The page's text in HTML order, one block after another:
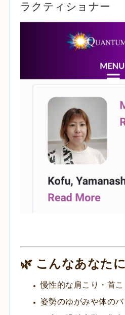
ラクティショナー
🌿 こんなあなた
慢性的な肩こり・首
姿勢のゆがみや体の